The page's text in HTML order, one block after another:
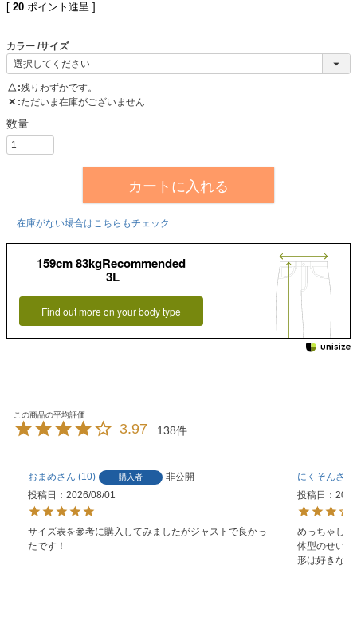
[ 20 ポイント進呈 ]
カラー サイズ
△ 残りわずかです。
✕ ただいま在庫がございません
カートに入れる
在庫がない場合はこちらもチェック
159cm 83kgRecommended
3L
Find out more on your body type
3.97 138
おまめ 10 購入者
非公開
投稿日
2026/08/01
サイズ表を参考に購入してみましたがジャストで良かっ
たです！
にくそん
投稿日
めっちゃしわ
体型のせい
形は好きなの